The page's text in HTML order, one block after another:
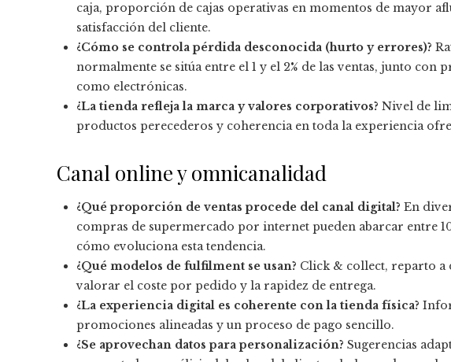
caja, proporción de cajas operativas en momentos de mayor
satisfacción del cliente.
¿Cómo se controla pérdida desconocida (hurto y errores)?
normalmente se sitúa entre el 1 y el 2% de las ventas, junto con
como electrónicas.
¿La tienda refleja la marca y valores corporativos? Nivel de
productos perecederos y coherencia en toda la experiencia
Canal online y omnicanalidad
¿Qué proporción de ventas procede del canal digital? En
compras de supermercado por internet pueden abarcar entre
cómo evoluciona esta tendencia.
¿Qué modelos de fulfilment se usan? Click & collect, reparto a
valorar el coste por pedido y la rapidez de entrega.
¿La experiencia digital es coherente con la tienda física?
promociones alineadas y un proceso de pago sencillo.
¿Se aprovechan datos para personalización? Sugerencias